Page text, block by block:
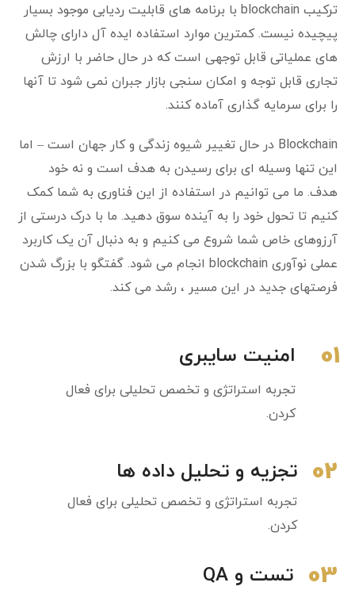
ترکیب blockchain با برنامه های قابلیت ردیابی موجود بسیار
پیچیده نیست. کمترین موارد استفاده ایده آل دارای چالش
های عملیاتی قابل توجهی است که در حال حاضر با ارزش
تجاری قابل توجه و امکان سنجی بازار جبران نمی شود تا آنها
را برای سرمایه گذاری آماده کنند.
Blockchain در حال تغییر شیوه زندگی و کار جهان است – اما
این تنها وسیله ای برای رسیدن به هدف است و نه خود
هدف. ما می توانیم در استفاده از این فناوری به شما کمک
کنیم تا تحول خود را به آینده سوق دهید. ما با درک درستی از
آرزوهای خاص شما شروع می کنیم و به دنبال آن یک کاربرد
عملی نوآوری blockchain انجام می شود. گفتگو با بزرگ شدن
فرصتهای جدید در این مسیر ، رشد می کند.
01 امنیت سایبری
تجربه استراتژی و تخصص تحلیلی برای فعال
کردن.
02 تجزیه و تحلیل داده ها
تجربه استراتژی و تخصص تحلیلی برای فعال
کردن.
03 تست و QA